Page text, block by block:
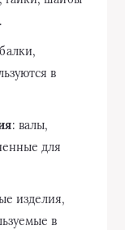
в
: валы,
для
изделия,
в